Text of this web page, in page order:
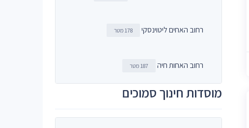
רחוב האחים ליטוינסקי 178 מטר
רחוב האחות חיה 187 מטר
מוסדות חינוך סמוכים